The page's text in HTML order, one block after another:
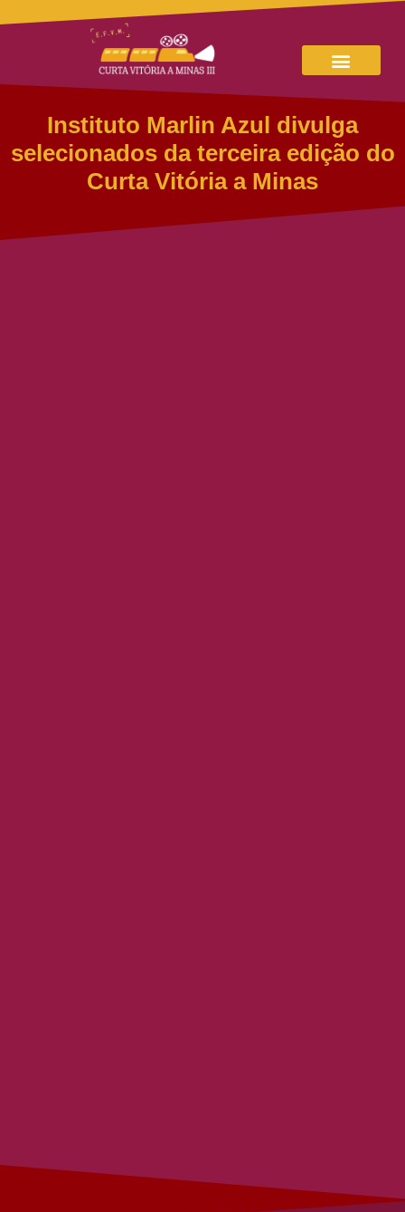
Instituto Marlin Azul divulga
selecionados da terceira edição do
Curta Vitória a Minas